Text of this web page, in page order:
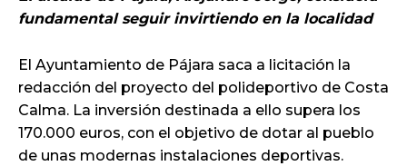
fundamental seguir invirtiendo en la localidad
El Ayuntamiento de Pájara saca a licitación la
redacción del proyecto del polideportivo de Costa
Calma. La inversión destinada a ello supera los
170.000 euros, con el objetivo de dotar al pueblo
de unas modernas instalaciones deportivas.